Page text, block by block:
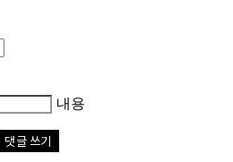
내용
댓글 쓰기